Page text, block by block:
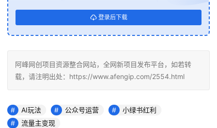
登录后下载
阿峰网创项目资源整合网站，全网新项目发布平台，如若转
载，请注明出处：https://www.afengip.com/2554.html
AI玩法 公众号运营
小绿书红利
流量主变现